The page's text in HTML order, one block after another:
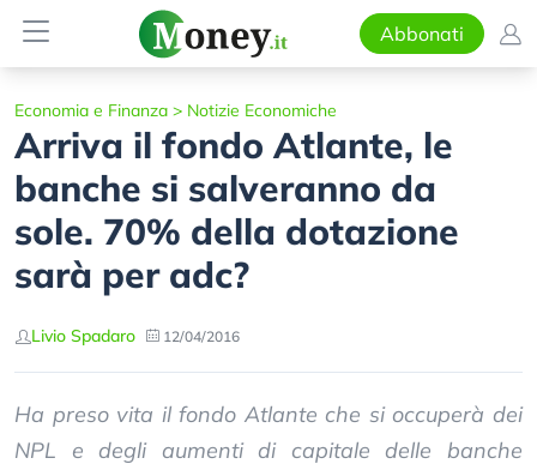
Abbonati
Economia e Finanza > Notizie Economiche
Arriva il fondo Atlante, le
banche si salveranno da
sole. 70% della dotazione
sarà per adc?
Livio Spadaro 12/04/2016
Ha preso vita il fondo Atlante che si occuperà dei
NPL e degli aumenti di capitale delle banche